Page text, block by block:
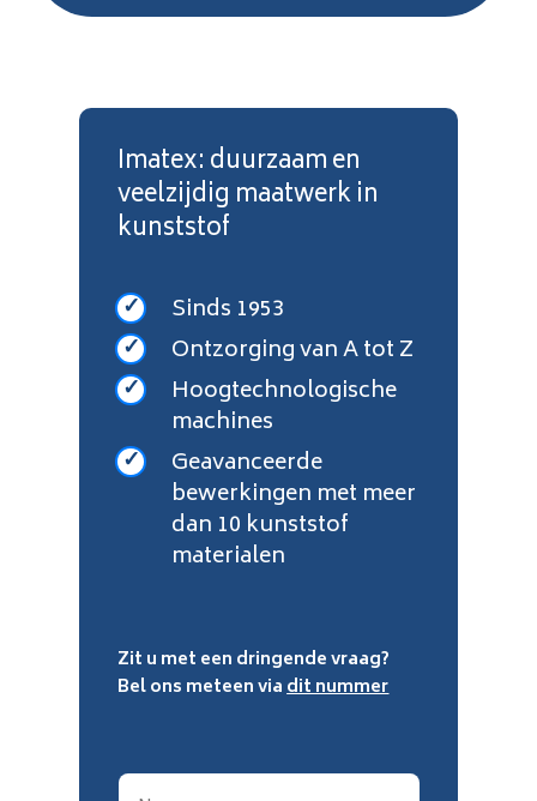
Imatex: duurzaam en
veelzijdig maatwerk in
kunststof
Sinds 1953
Ontzorging van A tot Z
Hoogtechnologische
machines
Geavanceerde
bewerkingen met meer
dan 10 kunststof
materialen
Zit u met een dringende vraag?
Bel ons meteen viadit nummer